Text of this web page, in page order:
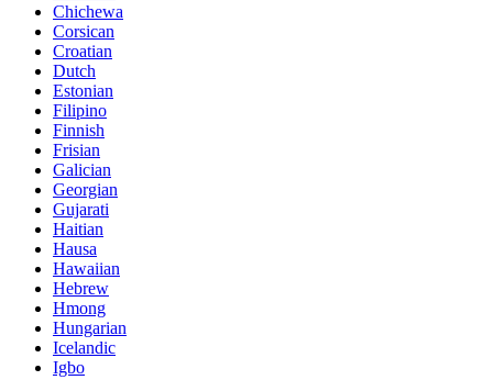
Chichewa
Corsican
Croatian
Dutch
Estonian
Filipino
Finnish
Frisian
Galician
Georgian
Gujarati
Haitian
Hausa
Hawaiian
Hebrew
Hmong
Hungarian
Icelandic
Igbo